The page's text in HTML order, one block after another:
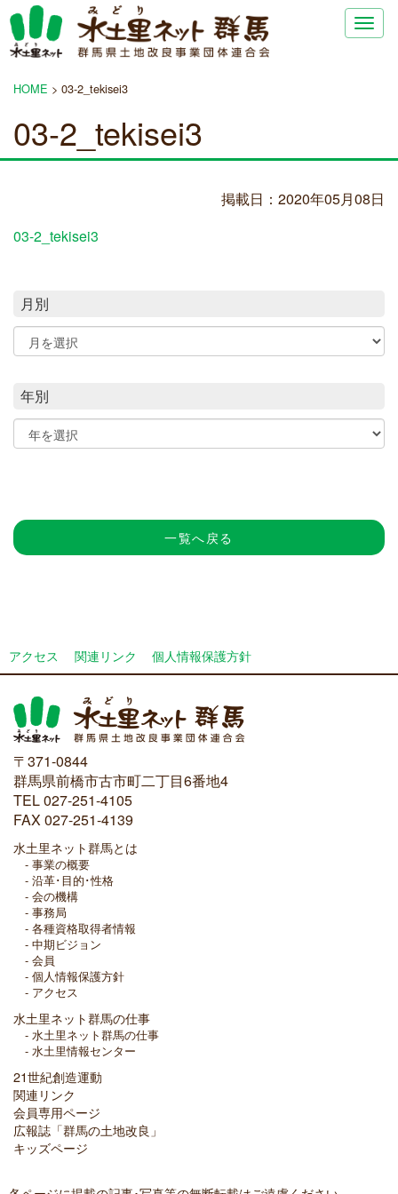
HOME > 03-2_tekisei3
03-2_tekisei3
掲載日：2020年05月08日
03-2_tekisei3
月別
年別
一覧へ戻る
アクセス 関連リンク 個人情報保護方針
〒371-0844
群馬県前橋市古市町二丁目6番地4
TEL 027-251-4105
FAX 027-251-4139
水土里ネット群馬とは
事業の概要
沿革･目的･性格
会の機構
事務局
各種資格取得者情報
中期ビジョン
会員
個人情報保護方針
アクセス
水土里ネット群馬の仕事
水土里ネット群馬の仕事
水土里情報センター
21世紀創造運動
関連リンク
会員専用ページ
広報誌「群馬の土地改良」
キッズページ